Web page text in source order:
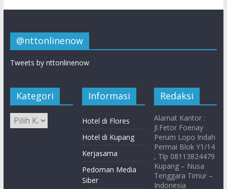
@nttonlinenow
Tweets by nttonlinenow
Kategori Informasi
Hotel di Flores
Hotel di Kupang
Kerjasama
Pedoman Media
Siber
Redaksi
Alamat Kantor :
Jl.Fetor Foenay
Perum Lopo Indah
Permai Blok Y1/14
, Tlp 08113824479
Kupang – Nusa
Tenggara Timur –
Indonesia